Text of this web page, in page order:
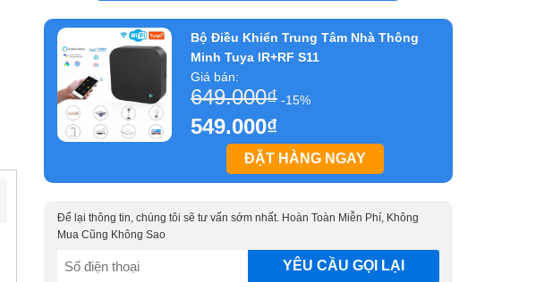
Kích thước 90*90*20mm
Bộ Điều Khiển Trung Tâm Nhà Thông
Minh Tuya IR+RF S11
Giá bán:
649.000₫-15%
549.000₫
ĐẶT HÀNG NGAY
Để lại thông tin, chúng tôi sẽ tư vấn sớm nhất. Hoàn Toàn Miễn Phí, Không
Mua Cũng Không Sao
SĐT